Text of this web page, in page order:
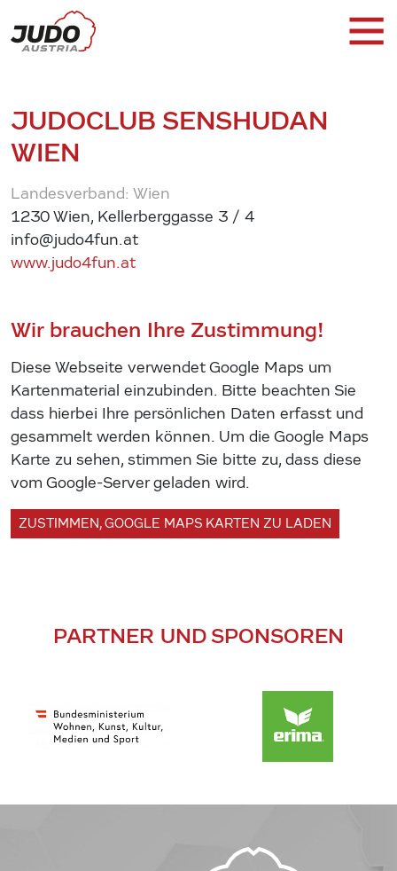
JUDOCLUB SENSHUDAN
WIEN
Landesverband: Wien
1230 Wien, Kellerberggasse 3 / 4
info@judo4fun.at
www.judo4fun.at
Wir brauchen Ihre Zustimmung!
Diese Webseite verwendet Google Maps um
Kartenmaterial einzubinden. Bitte beachten Sie
dass hierbei Ihre persönlichen Daten erfasst und
gesammelt werden können. Um die Google Maps
Karte zu sehen, stimmen Sie bitte zu, dass diese
vom Google-Server geladen wird.
ZUSTIMMEN, GOOGLE MAPS KARTEN ZU LADEN
PARTNER UND SPONSOREN